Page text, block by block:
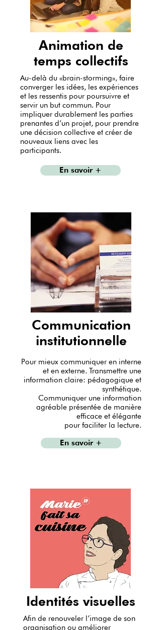
Animation de
temps collectifs
Au-delà du «brain-storming», faire
converger les idées, les expériences
et les ressentis pour poursuivre et
servir un but commun. Pour
impliquer durablement les parties
prenantes d’un projet, pour prendre
une décision collective et créer de
nouveaux liens avec les
participants.
En savoir +
Communication
institutionnelle
Pour mieux communiquer en interne
et en externe. Transmettre une
information claire: pédagogique et
synthétique.
Communiquer une information
agréable présentée de manière
efficace et élégante
pour faciliter la lecture.
En savoir +
Identités visuelles
Afin de renouveler l’image de son
organisation ou améliorer